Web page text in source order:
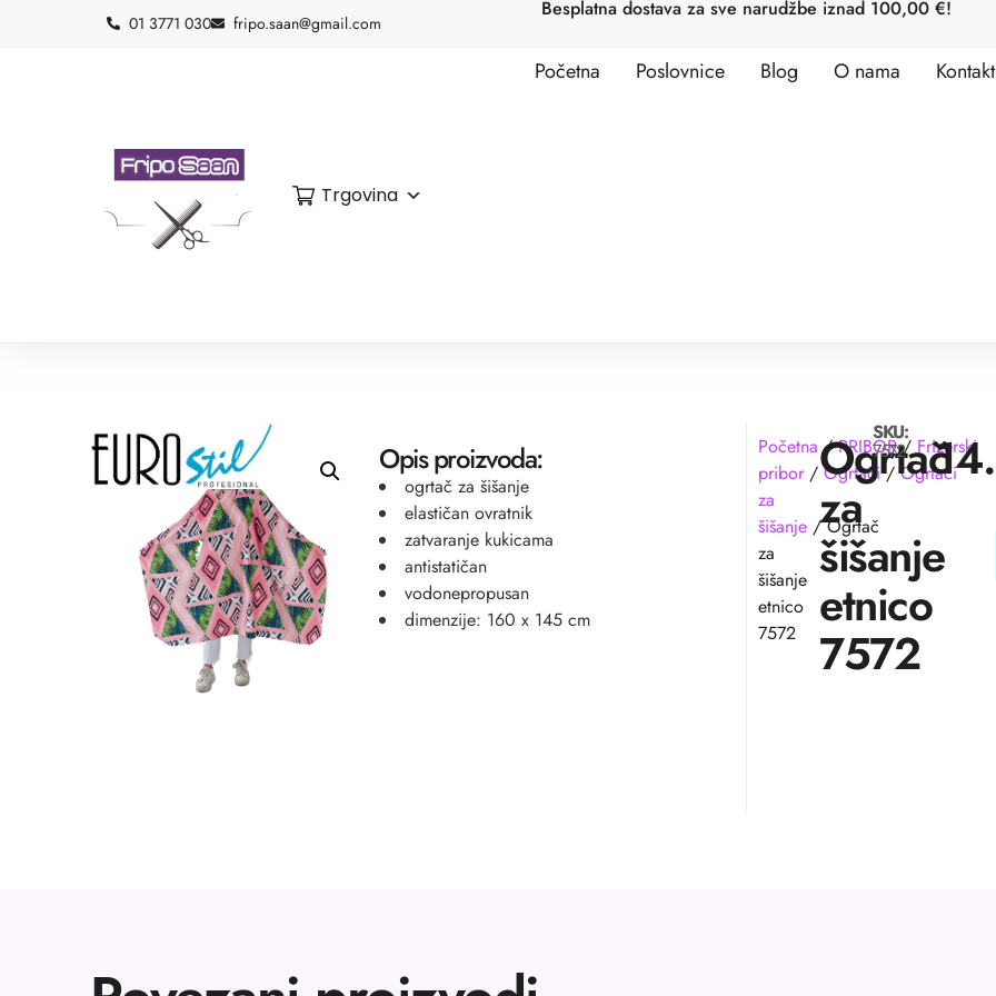
01 3771 030 fripo.saan@gmail.com
Besplatna dostava za sve narudžbe iznad 100,00 €!
Trgovina
Početna Poslovnice Blog O nama Kontakt
Opis proizvoda:
ogrtač za šišanje
elastičan ovratnik
zatvaranje kukicama
antistatičan
vodonepropusan
dimenzije: 160 x 145 cm
Početna/PRIBOR/Frizerski
pribor /Ogrtači/Ogrtači
za
šišanje / Ogrtač
za
šišanje
etnico
7572
Ogrtač
za
šišanje
etnico
7572
SKU:
7572